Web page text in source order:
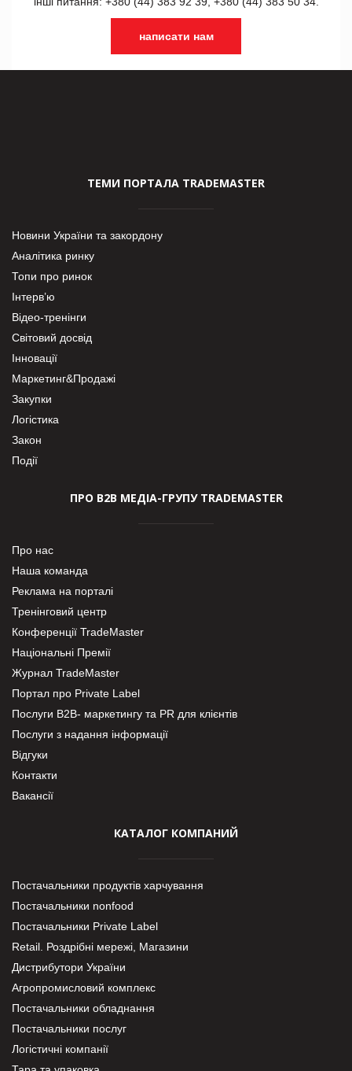
написати нам
ТЕМИ ПОРТАЛА TRADEMASTER
Новини України та закордону
Аналітика ринку
Топи про ринок
Інтерв’ю
Відео-тренінги
Світовий досвід
Інновації
Маркетинг&Продажі
Закупки
Логістика
Закон
Події
ПРО В2В МЕДІА-ГРУПУ TRADEMASTER
Про нас
Наша команда
Реклама на порталі
Тренінговий центр
Конференції TradeMaster
Національні Премії
Журнал TradeMaster
Портал про Private Label
Послуги В2В- маркетингу та PR для клієнтів
Послуги з надання інформації
Відгуки
Контакти
Вакансії
КАТАЛОГ КОМПАНИЙ
Постачальники продуктів харчування
Постачальники nonfood
Постачальники Private Label
Retail. Роздрібні мережі, Магазини
Дистрибутори України
Агропромисловий комплекс
Постачальники обладнання
Постачальники послуг
Логістичні компанії